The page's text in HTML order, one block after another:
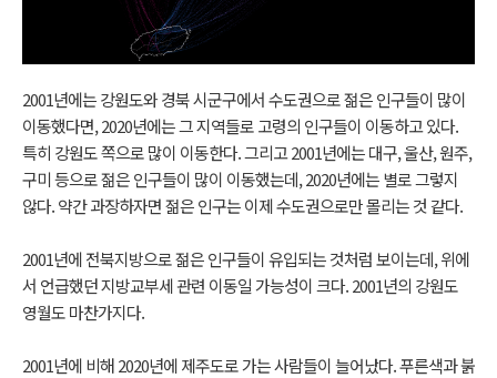
2001년에는 강원도와 경북 시군구에서 수도권으로 젊은 인구들이 많이
이동했다면, 2020년에는 그 지역들로 고령의 인구들이 이동하고 있다.
특히 강원도 쪽으로 많이 이동한다. 그리고 2001년에는 대구, 울산, 원주,
구미 등으로 젊은 인구들이 많이 이동했는데, 2020년에는 별로 그렇지
않다. 약간 과장하자면 젊은 인구는 이제 수도권으로만 몰리는 것 같다.
2001년에 전북지방으로 젊은 인구들이 유입되는 것처럼 보이는데, 위에
서 언급했던 지방교부세 관련 이동일 가능성이 크다. 2001년의 강원도
영월도 마찬가지다.
2001년에 비해 2020년에 제주도로 가는 사람들이 늘어났다. 푸른색과 붉